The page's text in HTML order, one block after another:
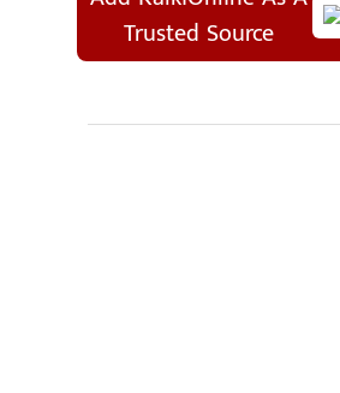
Trusted Source